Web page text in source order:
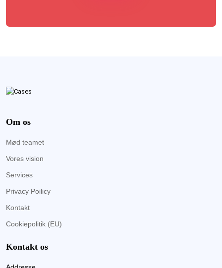
Om os
Mød teamet
Vores vision
Services
Privacy Poilicy
Kontakt
Cookiepolitik (EU)
Kontakt os